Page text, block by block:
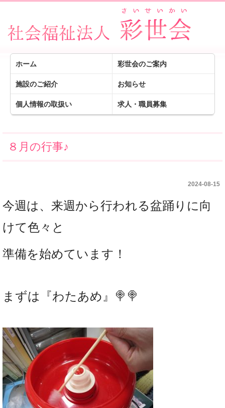
ホーム 彩世会のご案内
施設のご紹介 お知らせ
個人情報の取扱い 求人・職員募集
８月の行事♪
2024-08-15
今週は、来週から行われる盆踊りに向
けて色々と
準備を始めています！
まずは『わたあめ』🍭🍭